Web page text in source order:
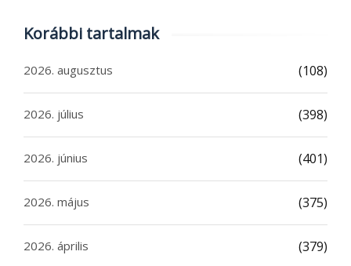
Korábbi tartalmak
2026. augusztus (108)
2026. július (398)
2026. június (401)
2026. május (375)
2026. április (379)